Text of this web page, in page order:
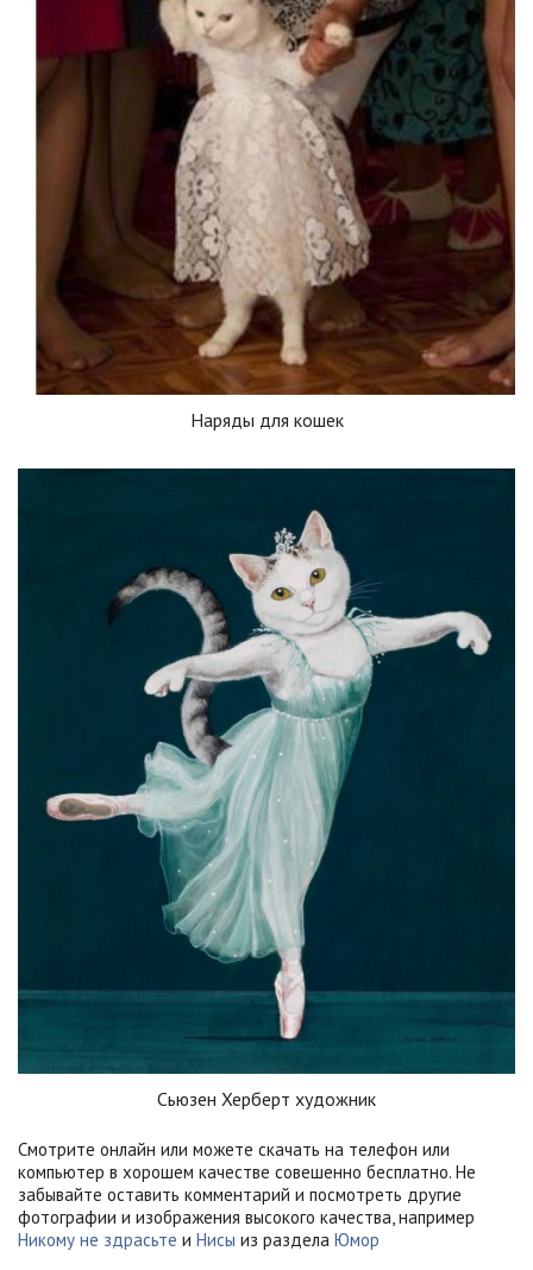
Наряды для кошек
Сьюзен Херберт художник
Смотрите онлайн или можете скачать на телефон или
компьютер в хорошем качестве совешенно бесплатно. Не
забывайте оставить комментарий и посмотреть другие
фотографии и изображения высокого качества, например
Никому не здрасьте и Нисы из раздела Юмор